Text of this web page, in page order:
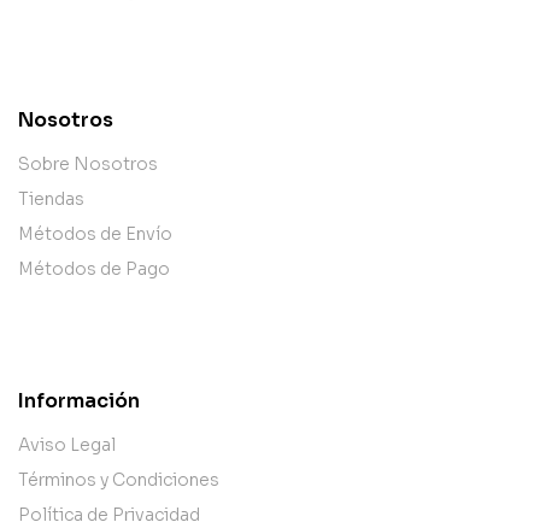
Nosotros
Sobre Nosotros
Tiendas
Métodos de Envío
Métodos de Pago
Información
Aviso Legal
Términos y Condiciones
Política de Privacidad